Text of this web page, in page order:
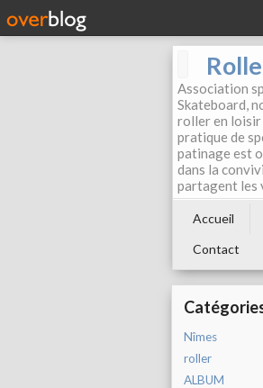
Association
Skateboard,
roller en loisir
pratique de
patinage est
dans la
partagent les
Accueil
Contact
Nîmes
roller
ALBUM